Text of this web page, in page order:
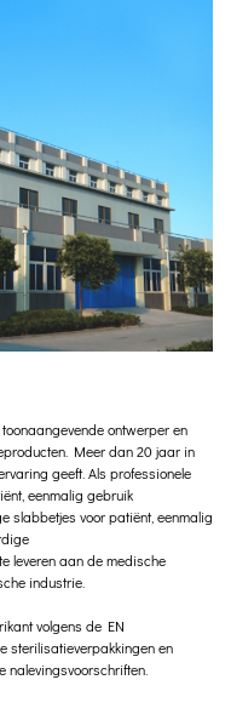
ontwerper en
Meer dan 20 jaar in
geeft. Als professionele
eenmalig gebruik
slabbetjes voor patiënt, eenmalig
leveren aan de medische
industrie.
volgens de EN
sterilisatieverpakkingen en
nalevingsvoorschriften.